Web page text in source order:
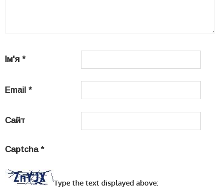
Ім'я *
Email *
Сайт
Captcha *
Type the text displayed above: